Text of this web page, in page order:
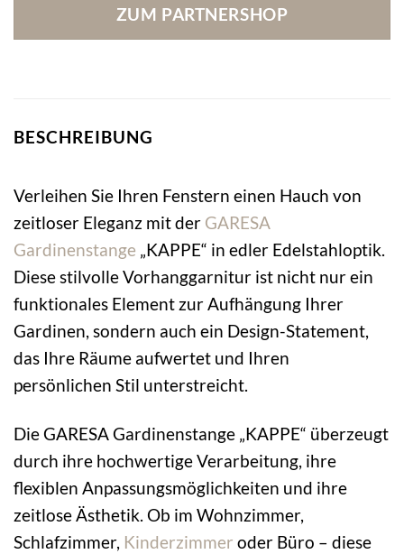
41,99 €55,91 €.
ZUM PARTNERSHOP
BESCHREIBUNG
Verleihen Sie Ihren Fenstern einen Hauch von
zeitloser Eleganz mit der GARESA
Gardinenstange „KAPPE“ in edler Edelstahloptik.
Diese stilvolle Vorhanggarnitur ist nicht nur ein
funktionales Element zur Aufhängung Ihrer
Gardinen, sondern auch ein Design-Statement,
das Ihre Räume aufwertet und Ihren
persönlichen Stil unterstreicht.
Die GARESA Gardinenstange „KAPPE“ überzeugt
durch ihre hochwertige Verarbeitung, ihre
flexiblen Anpassungsmöglichkeiten und ihre
zeitlose Ästhetik. Ob im Wohnzimmer,
Schlafzimmer, Kinderzimmer oder Büro – diese